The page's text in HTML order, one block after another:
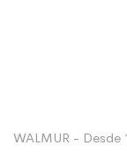
WALMUR -